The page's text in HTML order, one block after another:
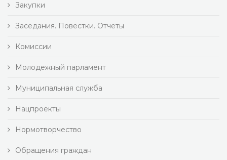
Закупки
Заседания. Повестки. Отчеты
Комиссии
Молодежный парламент
Муниципальная служба
Нацпроекты
Нормотворчество
Обращения граждан